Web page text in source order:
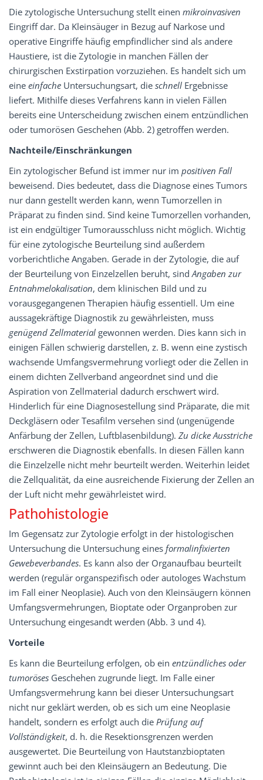
Die zytologische Untersuchung stellt einen mikroinvasiven
Eingriff dar. Da Kleinsäuger in Bezug auf Narkose und
operative Eingriffe häufig empfindlicher sind als andere
Haustiere, ist die Zytologie in manchen Fällen der
chirurgischen Exstirpation vorzuziehen. Es handelt sich um
eine einfache Untersuchungsart, die schnell Ergebnisse
liefert. Mithilfe dieses Verfahrens kann in vielen Fällen
bereits eine Unterscheidung zwischen einem entzündlichen
oder tumorösen Geschehen (Abb. 2) getroffen werden.
Nachteile/Einschränkungen
Ein zytologischer Befund ist immer nur im positiven Fall
beweisend. Dies bedeutet, dass die Diagnose eines Tumors
nur dann gestellt werden kann, wenn Tumorzellen in
Präparat zu finden sind. Sind keine Tumorzellen vorhanden,
ist ein endgültiger Tumorausschluss nicht möglich. Wichtig
für eine zytologische Beurteilung sind außerdem
vorberichtliche Angaben. Gerade in der Zytologie, die auf
der Beurteilung von Einzelzellen beruht, sindAngaben zur
Entnahmelokalisation, dem klinischen Bild und zu
vorausgegangenen Therapien häufig essentiell. Um eine
aussagekräftige Diagnostik zu gewährleisten, muss
genügend Zellmaterial gewonnen werden. Dies kann sich in
einigen Fällen schwierig darstellen, z. B. wenn eine zystisch
wachsende Umfangsvermehrung vorliegt oder die Zellen in
einem dichten Zellverband angeordnet sind und die
Aspiration von Zellmaterial dadurch erschwert wird.
Hinderlich für eine Diagnosestellung sind Präparate, die mit
Deckgläsern oder Tesafilm versehen sind (ungenügende
Anfärbung der Zellen, Luftblasenbildung). Zu dicke Ausstriche
erschweren die Diagnostik ebenfalls. In diesen Fällen kann
die Einzelzelle nicht mehr beurteilt werden. Weiterhin leidet
die Zellqualität, da eine ausreichende Fixierung der Zellen an
der Luft nicht mehr gewährleistet wird.
Pathohistologie
Im Gegensatz zur Zytologie erfolgt in der histologischen
Untersuchung die Untersuchung eines formalinfixierten
Gewebeverbandes. Es kann also der Organaufbau beurteilt
werden (regulär organspezifisch oder autologes Wachstum
im Fall einer Neoplasie). Auch von den Kleinsäugern können
Umfangsvermehrungen, Bioptate oder Organproben zur
Untersuchung eingesandt werden (Abb. 3 und 4).
Vorteile
Es kann die Beurteilung erfolgen, ob ein entzündliches oder
tumoröses Geschehen zugrunde liegt. Im Falle einer
Umfangsvermehrung kann bei dieser Untersuchungsart
nicht nur geklärt werden, ob es sich um eine Neoplasie
handelt, sondern es erfolgt auch die Prüfung auf
Vollständigkeit, d. h. die Resektionsgrenzen werden
ausgewertet. Die Beurteilung von Hautstanzbioptaten
gewinnt auch bei den Kleinsäugern an Bedeutung. Die